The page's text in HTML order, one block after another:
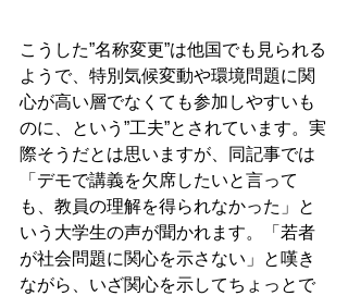
こうした”名称変更”は他国でも見られる
ようで、特別気候変動や環境問題に関
心が高い層でなくても参加しやすいも
のに、という”工夫”とされています。実
際そうだとは思いますが、同記事では
「デモで講義を欠席したいと言って
も、教員の理解を得られなかった」と
いう大学生の声が聞かれます。「若者
が社会問題に関心を示さない」と嘆き
ながら、いざ関心を示してちょっとで